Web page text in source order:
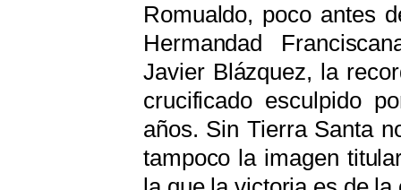
Romualdo, poco antes
Hermandad
Javier Blázquez, la
crucificado esculpido
años. Sin Tierra Santa
tampoco la imagen